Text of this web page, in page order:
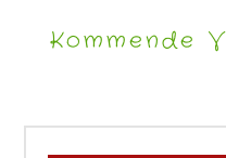
Kommende